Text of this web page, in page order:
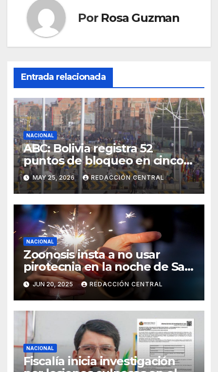
Por Rosa Guzman
Entrada relacionada
NACIONAL
ABC: Bolivia registra 52
puntos de bloqueo en cinco
departamentos
MAY 25, 2026 REDACCIÓN CENTRAL
NACIONAL
Zoonosis insta a no usar
pirotecnia en la noche de San
Juan
JUN 20, 2025 REDACCIÓN CENTRAL
NACIONAL
Fiscalía inicia investigación